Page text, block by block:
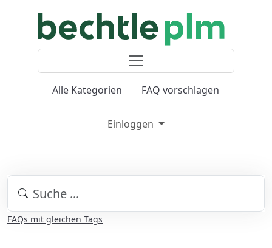
Alle Kategorien FAQ vorschlagen
Einloggen
FAQs mit gleichen Tags